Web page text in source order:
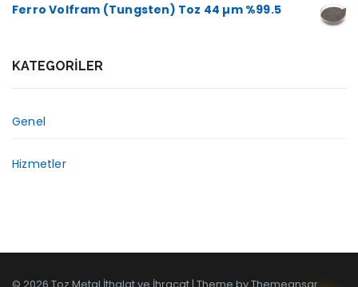
Ferro Volfram (Tungsten) Toz 44 µm %99.5
KATEGORILER
Genel
Hizmetler